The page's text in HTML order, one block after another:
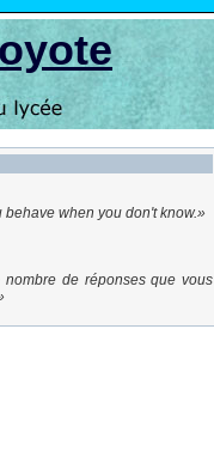
when you don't know.
de réponses que vous